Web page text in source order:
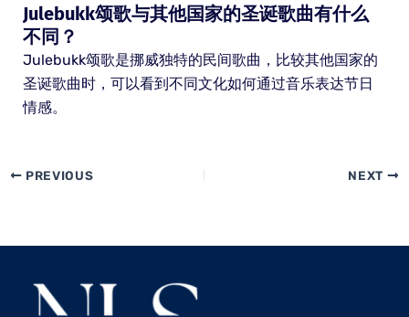
Julebukk颂歌与其他国家的圣诞歌曲有什么
不同？
Julebukk颂歌是挪威独特的民间歌曲，比较其他国家的
圣诞歌曲时，可以看到不同文化如何通过音乐表达节日
情感。
PREVIOUS NEXT